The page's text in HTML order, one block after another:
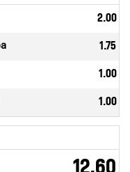
2.00
1.75
1.00
1.00
12.60